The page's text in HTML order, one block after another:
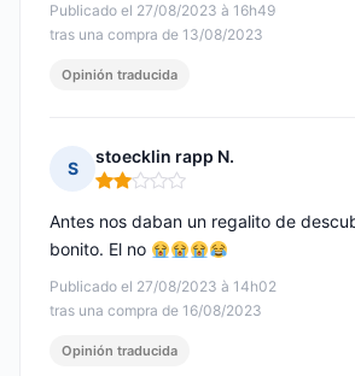
Publicado el 27/08/2023 à 16h49
tras una compra de 13/08/2023
Opinión traducida
S
stoecklin rapp N.
Nota: 2 de 5
Publicado el 27/08/2023 à 14h02
tras una compra de 16/08/2023
Antes nos daban un regalito de
bonito. El no
Opinión traducida